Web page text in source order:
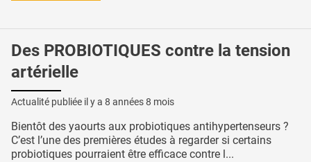
Des PROBIOTIQUES contre la tension
artérielle
Actualité publiée il y a 8 années 8 mois
Bientôt des yaourts aux probiotiques antihypertenseurs ?
C’est l’une des premières études à regarder si certains
probiotiques pourraient être efficace contre l...